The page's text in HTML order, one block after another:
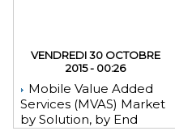
VENDREDI 30 OCTOBRE
2015 - 00:26
Mobile Value Added
Services (MVAS) Market
by Solution, by End